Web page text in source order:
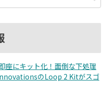
座にキット化！面倒な下処理
のLoop 2 Kitがスゴ